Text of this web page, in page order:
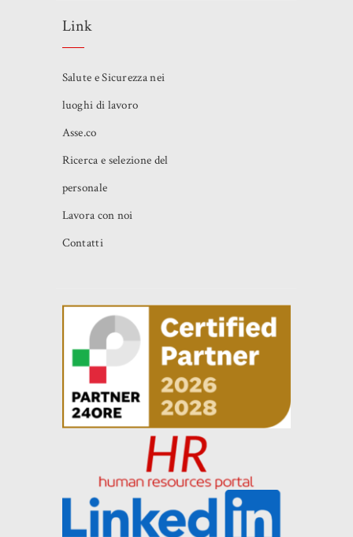
Link
Salute e Sicurezza nei
luoghi di lavoro
Asse.co
Ricerca e selezione del
personale
Lavora con noi
Contatti